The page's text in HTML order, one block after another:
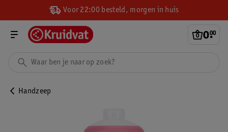
Voor 22:00 besteld, morgen in huis
0.
00
Handzeep